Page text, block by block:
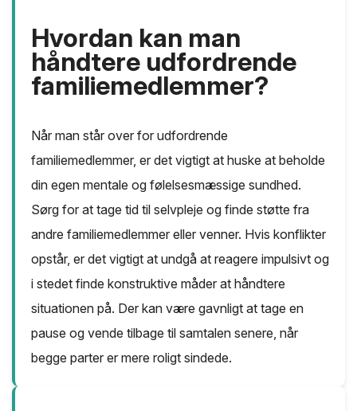
Hvordan kan man
håndtere udfordrende
familiemedlemmer?
Når man står over for udfordrende
familiemedlemmer, er det vigtigt at huske at beholde
din egen mentale og følelsesmæssige sundhed.
Sørg for at tage tid til selvpleje og finde støtte fra
andre familiemedlemmer eller venner. Hvis konflikter
opstår, er det vigtigt at undgå at reagere impulsivt og
i stedet finde konstruktive måder at håndtere
situationen på. Der kan være gavnligt at tage en
pause og vende tilbage til samtalen senere, når
begge parter er mere roligt sindede.